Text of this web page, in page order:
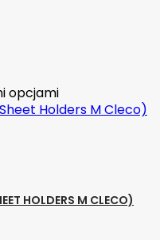
opcjami
HOLDERS M CLECO)